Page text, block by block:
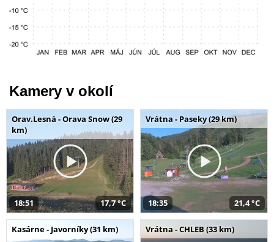
Kamery v okolí
Orav.Lesná - Orava Snow (29
km)
18:51 17,7 °C
Vrátna - Paseky (29 km)
18:35 21,4 °C
Kasárne - Javorníky (31 km) Vrátna - CHLEB (33 km)